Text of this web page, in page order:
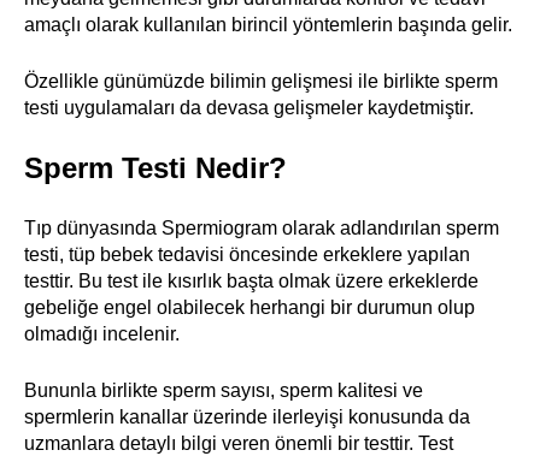
amaçlı olarak kullanılan birincil yöntemlerin başında gelir.
Özellikle günümüzde bilimin gelişmesi ile birlikte sperm
testi uygulamaları da devasa gelişmeler kaydetmiştir.
Sperm Testi Nedir?
Tıp dünyasında Spermiogram olarak adlandırılan sperm
testi, tüp bebek tedavisi öncesinde erkeklere yapılan
testtir. Bu test ile kısırlık başta olmak üzere erkeklerde
gebeliğe engel olabilecek herhangi bir durumun olup
olmadığı incelenir.
Bununla birlikte sperm sayısı, sperm kalitesi ve
spermlerin kanallar üzerinde ilerleyişi konusunda da
uzmanlara detaylı bilgi veren önemli bir testtir. Test